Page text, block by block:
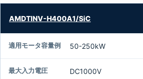
チ
ン
波
数
AMDTINV-H400A1/SiC
50-250kW
DC1000V